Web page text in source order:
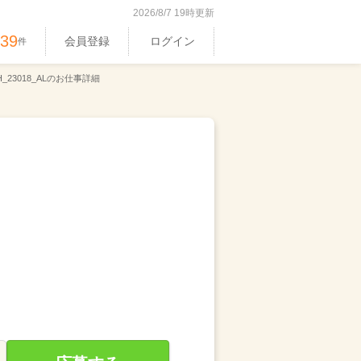
2026/8/7 19時更新
件 会員登録 ログイン
のお仕事詳細